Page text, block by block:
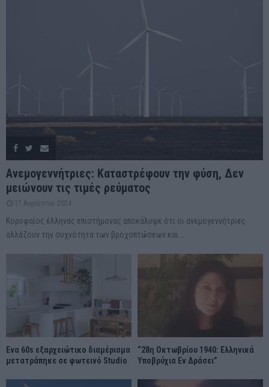
Ανεμογεννήτριες: Καταστρέφουν την φύση, Δεν
μειώνουν τις τιμές ρεύματος
17 Αυγούστου 2024
Κορυφαίος έλληνας επιστήμονας αποκάλυψε ότι οι ανεμογεννήτριες
αλλάζουν την συχνότητα των βροχοπτώσεων και...
Ένα 60s εξαρχειώτικο διαμέρισμα
μετατράπηκε σε φωτεινό Studio
“28η Οκτωβρίου 1940: Ελληνικά
Υποβρύχια Εν Δράσει”